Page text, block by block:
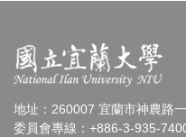
地址：260007 宜蘭市神農路
委員會專線：+886-3-935-